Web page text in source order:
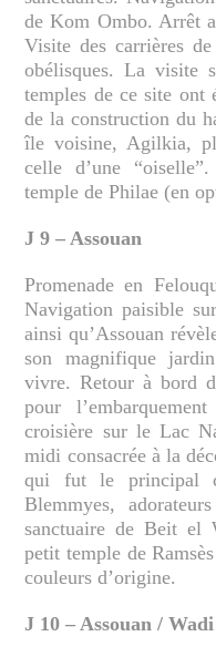
de Kom Ombo. Arrêt
Visite des carrières
obélisques. La visite
temples de ce site ont
de la construction du
île voisine, Agilkia,
celle d’une
temple de Philae (en
J 9 – Assouan
Promenade en
Navigation paisible
ainsi qu’Assouan
son magnifique
vivre. Retour à bord
pour
croisière sur le Lac
midi consacrée à la
qui fut le principal
Blemmyes,
sanctuaire de Beit el
petit temple de
couleurs d’origine.
J 10 – Assouan /